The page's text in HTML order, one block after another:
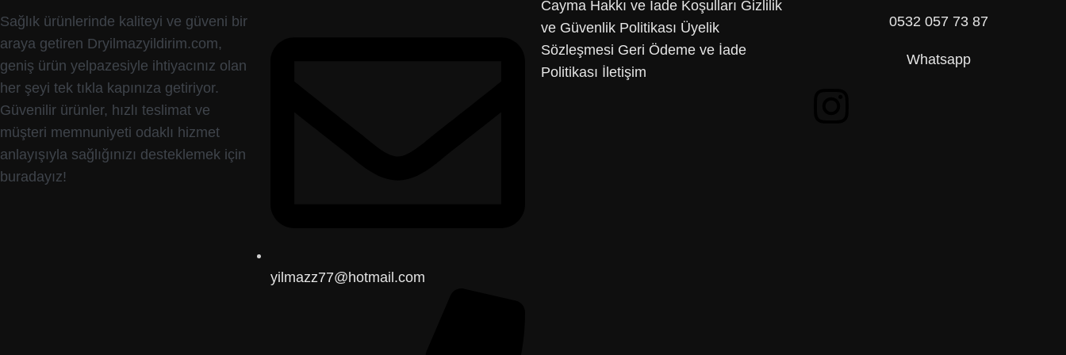
Sağlık ürünlerinde kaliteyi ve güveni bir
araya getiren Dryilmazyildirim.com,
geniş ürün yelpazesiyle ihtiyacınız olan
her şeyi tek tıkla kapınıza getiriyor.
Güvenilir ürünler, hızlı teslimat ve
müşteri memnuniyeti odaklı hizmet
anlayışıyla sağlığınızı desteklemek için
buradayız!
yilmazz77@hotmail.com
Cayma Hakkı ve İade Koşulları Gizlilik
ve Güvenlik Politikası Üyelik
Sözleşmesi Geri Ödeme ve İade
Politikası İletişim
0532 057 73 87
Whatsapp